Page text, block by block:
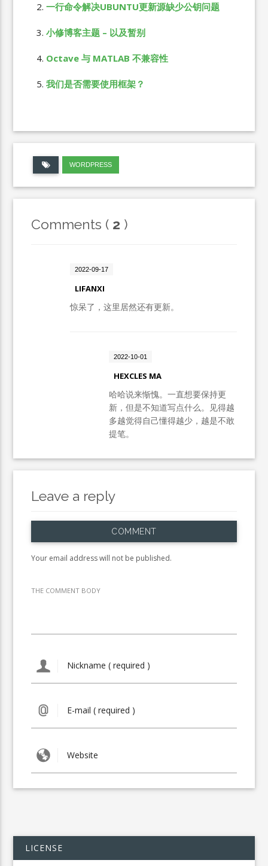
一行命令解决UBUNTU更新源缺少公钥问题
小修博客主题 – 以及暂别
Octave 与 MATLAB 不兼容性
我们是否需要使用框架？
WORDPRESS
Comments ( 2 )
2022-09-17
LIFANXI
惊呆了，这里居然还有更新。
2022-10-01
HEXCLES MA
哈哈说来惭愧。一直想要保持更
新，但是不知道写点什么。见得越
多越觉得自己懂得越少，越是不敢
提笔。
Leave a reply
COMMENT
Your email address will not be published.
THE COMMENT BODY
LICENSE